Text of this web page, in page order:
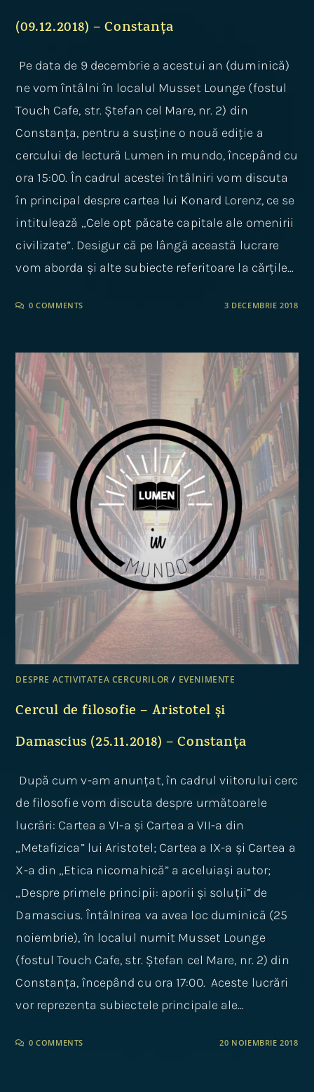
(09.12.2018) – Constanța
Pe data de 9 decembrie a acestui an (duminică)
ne vom întâlni în localul Musset Lounge (fostul
Touch Cafe, str. Ștefan cel Mare, nr. 2) din
Constanța, pentru a susține o nouă ediție a
cercului de lectură Lumen in mundo, începând cu
ora 15:00. În cadrul acestei întâlniri vom discuta
în principal despre cartea lui Konard Lorenz, ce se
intitulează „Cele opt păcate capitale ale omenirii
civilizate”. Desigur că pe lângă această lucrare
vom aborda și alte subiecte referitoare la cărțile…
0 COMMENTS 3 DECEMBRIE 2018
DESPRE ACTIVITATEA CERCURILOR / EVENIMENTE
Cercul de filosofie – Aristotel și
Damascius (25.11.2018) – Constanța
După cum v-am anunțat, în cadrul viitorului cerc
de filosofie vom discuta despre următoarele
lucrări: Cartea a VI-a și Cartea a VII-a din
„Metafizica” lui Aristotel; Cartea a IX-a și Cartea a
X-a din „Etica nicomahică” a aceluiași autor;
„Despre primele principii: aporii și soluții” de
Damascius. Întâlnirea va avea loc duminică (25
noiembrie), în localul numit Musset Lounge
(fostul Touch Cafe, str. Ștefan cel Mare, nr. 2) din
Constanța, începând cu ora 17:00. Aceste lucrări
vor reprezenta subiectele principale ale…
0 COMMENTS 20 NOIEMBRIE 2018